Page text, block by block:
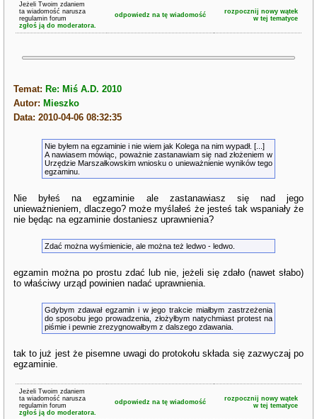
Jeżeli Twoim zdaniem
ta wiadomość narusza
regulamin forum
zgłoś ją do moderatora.
odpowiedz na tę wiadomość
rozpocznij nowy wątek
w tej tematyce
Temat: Re: Miś A.D. 2010
Autor: Mieszko
Data: 2010-04-06 08:32:35
Nie byłem na egzaminie i nie wiem jak Kolega na nim wypadł. [...]
A nawiasem mówiąc, poważnie zastanawiam się nad złożeniem w
Urzędzie Marszałkowskim wniosku o unieważnienie wyników tego
egzaminu.
Nie byłeś na egzaminie ale zastanawiasz się nad jego
unieważnieniem, dlaczego? może myślałeś że jesteś tak wspaniały że
nie będąc na egzaminie dostaniesz uprawnienia?
Zdać można wyśmienicie, ale można też ledwo - ledwo.
egzamin można po prostu zdać lub nie, jeżeli się zdało (nawet słabo)
to właściwy urząd powinien nadać uprawnienia.
Gdybym zdawał egzamin i w jego trakcie miałbym zastrzeżenia
do sposobu jego prowadzenia, złożyłbym natychmiast protest na
piśmie i pewnie zrezygnowałbym z dalszego zdawania.
tak to już jest że pisemne uwagi do protokołu składa się zazwyczaj po
egzaminie.
Jeżeli Twoim zdaniem
ta wiadomość narusza
regulamin forum
zgłoś ją do moderatora.
odpowiedz na tę wiadomość
rozpocznij nowy wątek
w tej tematyce